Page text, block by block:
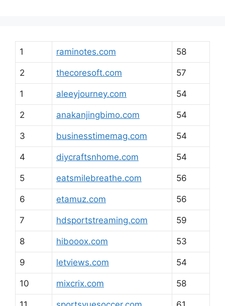
1 raminotes.com 58
2 thecoresoft.com 57
1 aleeyjourney.com 54
2 anakanjingbimo.com 54
3 businesstimemag.com 54
4 diycraftsnhome.com 54
5 eatsmilebreathe.com 56
6 etamuz.com 56
7 hdsportstreaming.com 59
8 hibooox.com 53
9 letviews.com 54
10 mixcrix.com 58